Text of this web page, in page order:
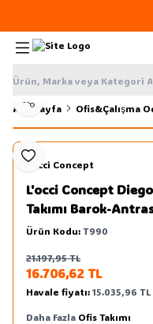
Ana Sayfa Ofis&Çalışma
Favoriye Ekle
Paylaş
L'occi Concept
L'occi Concept
Takımı Barok-
Ürün Kodu:T990
21.197,95TL
16.706,62TL
Havale fiyatı:15.035,96 TL
Daha Fazla Ofis Takımı